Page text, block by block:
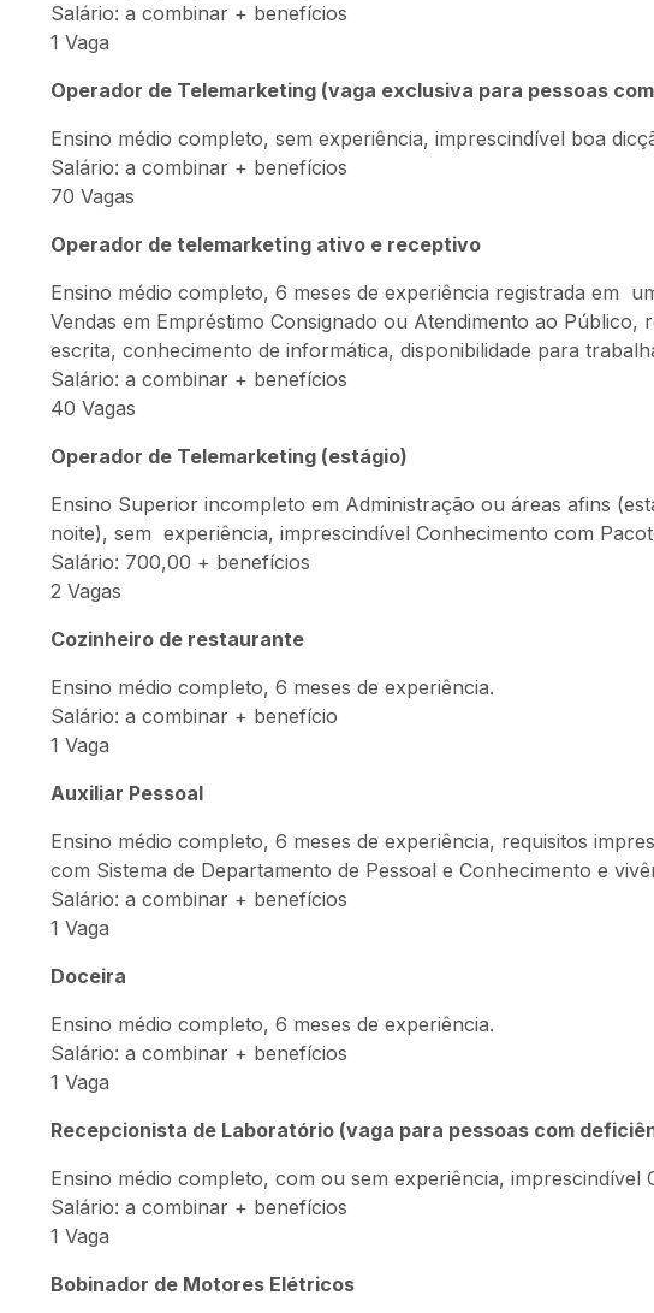
Salário: a combinar + benefícios
1 Vaga
Operador de Telemarketing (vaga exclusiva para pessoas
Ensino médio completo, sem experiência, imprescindível boa
Salário: a combinar + benefícios
70 Vagas
Operador de telemarketing ativo e receptivo
Ensino médio completo, 6 meses de experiência registrada em
Vendas em Empréstimo Consignado ou Atendimento ao Público,
escrita, conhecimento de informática, disponibilidade para
Salário: a combinar + benefícios
40 Vagas
Operador de Telemarketing (estágio)
Ensino Superior incompleto em Administração ou áreas afins
noite), sem experiência, imprescindível Conhecimento com
Salário: 700,00 + benefícios
2 Vagas
Cozinheiro de restaurante
Ensino médio completo, 6 meses de experiência.
Salário: a combinar + benefício
1 Vaga
Auxiliar Pessoal
Ensino médio completo, 6 meses de experiência, requisitos
com Sistema de Departamento de Pessoal e Conhecimento e
Salário: a combinar + benefícios
1 Vaga
Doceira
Ensino médio completo, 6 meses de experiência.
Salário: a combinar + benefícios
1 Vaga
Recepcionista de Laboratório (vaga para pessoas com
Ensino médio completo, com ou sem experiência, imprescindível
Salário: a combinar + benefícios
1 Vaga
Bobinador de Motores Elétricos